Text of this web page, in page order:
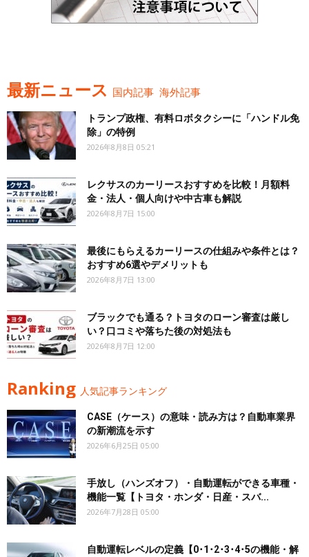
最新ニュース 国内記事 海外記事
トランプ政権、有料ロボタクシーに「ハンドル免
除」の特例
2026年8月8日 05:21
レクサスのカーリースおすすめを比較！月額料
金・法人・個人向けや中古車も解説
2026年8月7日 15:00
最後にもらえるカーリースの仕組みや条件とは？
おすすめ6選やデメリットも
2026年8月7日 13:00
ブラックでも通る？トヨタのローン審査は厳し
い？口コミや落ちた後の対処法も
2026年8月7日 12:00
Ranking 人気記事ランキング
CASE（ケース）の意味・読み方は？自動車業界
の新潮流を示す
2026年6月25日 05:00
手放し（ハンズオフ）・自動運転ができる車種・
機能一覧【トヨタ・ホンダ・日産・スバ...
2026年7月28日 05:00
自動運転レベルの定義【0･1･2･3･4･5の機能・解